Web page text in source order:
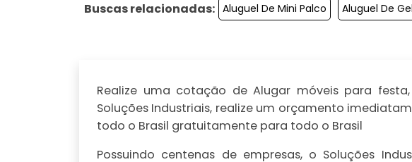
Buscas relacionadas: Aluguel De Mini Palco Aluguel De
Realize uma cotação de Alugar móveis para
Soluções Industriais, realize um orçamento
todo o Brasil gratuitamente para todo o Brasil
Possuindo centenas de empresas, o Soluções